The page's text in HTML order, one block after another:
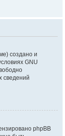
создано и
GNU
сведений
phpBB